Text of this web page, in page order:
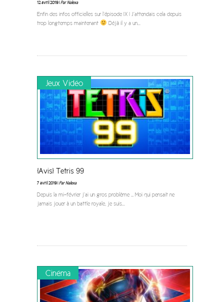
12 avril 2019 |Par Nalexa
Enfin des infos officielles sur l’épisode IX ! J’attendais cela depuis
trop longtemps maintenant
Déjà il y a un...
Jeux Vidéo
[Avis] Tetris 99
7 avril 2019 |Par Nalexa
Depuis la mi-février j’ai un gros problème … Moi qui pensait ne
jamais jouer à un battle royale, je suis...
Cinéma